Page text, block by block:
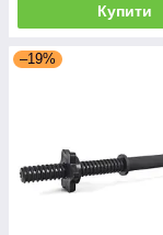
Купити
–19%